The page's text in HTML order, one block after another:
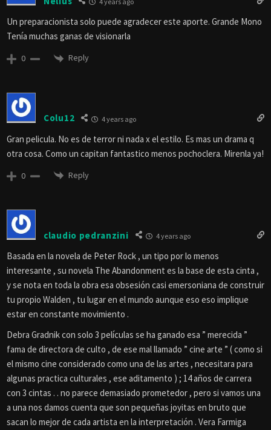
Un preparacionista solo puede agradecer este aporte. Grande Mono
Tenía muchas ganas de visionarla
0 Reply
Colu12 4 years ago
Gran pelicula. No es de terror ni nada x el estilo. Es mas un drama q
otra cosa. Como un capitan fantastico menos pochoclera. Mirenla ya!
0 Reply
claudio pedranzini 4 years ago
Basada en la novela de Peter Rock , un tipo por lo menos
interesante , su novela The Abandonment es la base de esta cinta ,
y se nota en toda la obra esa obsesión casi emersoniana de construir
tu propio Walden , tu lugar en el mundo aunque eso eso implique
estar en constante movimiento .
Debra Gradnik con solo 3 películas se ha ganado esa ” merecida ”
fama de directora de culto , de ese mal llamado ” cine arte ” ( como si
el mismo cine considerado como una de las artes , necesitara para
algunas practica culturales , ese aditamento ) ; 14 años de carrera
con 3 cintas . . no parece demasiado prometedor , pero si vamos una
a una nos damos cuenta que son pequeñas joyitas en bruto que
sacan lo mejor de cada artista en la interpretación . Vera Farmiga